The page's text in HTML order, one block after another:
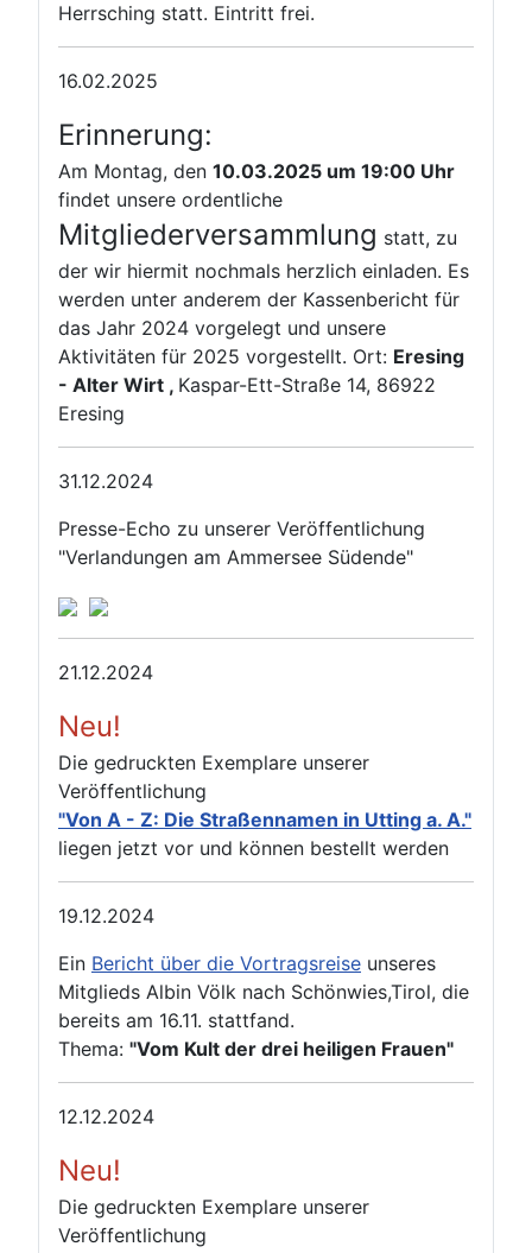
Herrsching statt. Eintritt frei.
16.02.2025
Erinnerung:
Am Montag, den 10.03.2025 um 19:00 Uhr
findet unsere ordentliche
Mitgliederversammlung statt, zu
der wir hiermit nochmals herzlich einladen. Es
werden unter anderem der Kassenbericht für
das Jahr 2024 vorgelegt und unsere
Aktivitäten für 2025 vorgestellt. Ort: Eresing
- Alter Wirt , Kaspar-Ett-Straße 14, 86922
Eresing
31.12.2024
Presse-Echo zu unserer Veröffentlichung
"Verlandungen am Ammersee Südende"
21.12.2024
Neu!
Die gedruckten Exemplare unserer
Veröffentlichung
"Von A - Z: Die Straßennamen in Utting a. A."
liegen jetzt vor und können bestellt werden
19.12.2024
Ein Bericht über die Vortragsreise unseres
Mitglieds Albin Völk nach Schönwies,Tirol, die
bereits am 16.11. stattfand.
Thema: "Vom Kult der drei heiligen Frauen"
12.12.2024
Neu!
Die gedruckten Exemplare unserer
Veröffentlichung